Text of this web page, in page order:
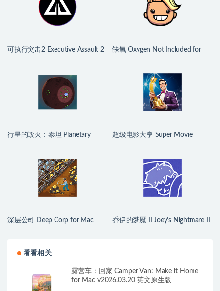
可执行突击2 Executive Assault 2
缺氧 Oxygen Not Included for
行星的毁灭：泰坦 Planetary
超级电影大亨 Super Movie
深层公司 Deep Corp for Mac
乔伊的梦魇 II Joey’s Nightmare II
看看相关
露营车：回家 Camper Van: Make it Home
for Mac v2026.03.20 英文原生版